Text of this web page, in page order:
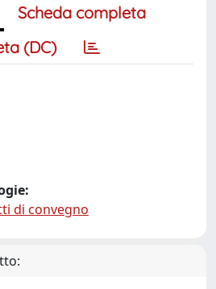
Scheda completa
(DC)
di convegno